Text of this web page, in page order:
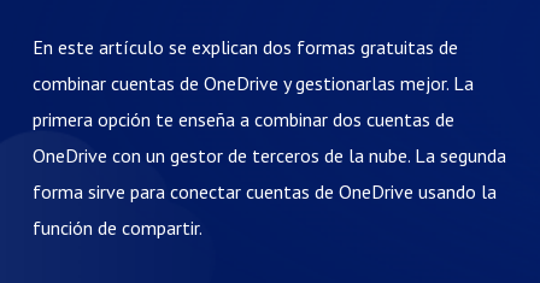
En este artículo se explican dos formas gratuitas de
combinar cuentas de OneDrive y gestionarlas mejor. La
primera opción te enseña a combinar dos cuentas de
OneDrive con un gestor de terceros de la nube. La segunda
forma sirve para conectar cuentas de OneDrive usando la
función de compartir.